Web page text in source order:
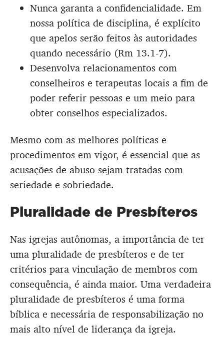
Nunca garanta a confidencialidade. Em
nossa política de disciplina, é explícito
que apelos serão feitos às autoridades
quando necessário (Rm 13.1-7).
Desenvolva relacionamentos com
conselheiros e terapeutas locais a fim de
poder referir pessoas e um meio para
obter conselhos especializados.
Mesmo com as melhores políticas e
procedimentos em vigor, é essencial que as
acusações de abuso sejam tratadas com
seriedade e sobriedade.
Pluralidade de Presbíteros
Nas igrejas autônomas, a importância de ter
uma pluralidade de presbíteros e de ter
critérios para vinculação de membros com
consequência, é ainda maior. Uma verdadeira
pluralidade de presbíteros é uma forma
bíblica e necessária de responsabilização no
mais alto nível de liderança da igreja.